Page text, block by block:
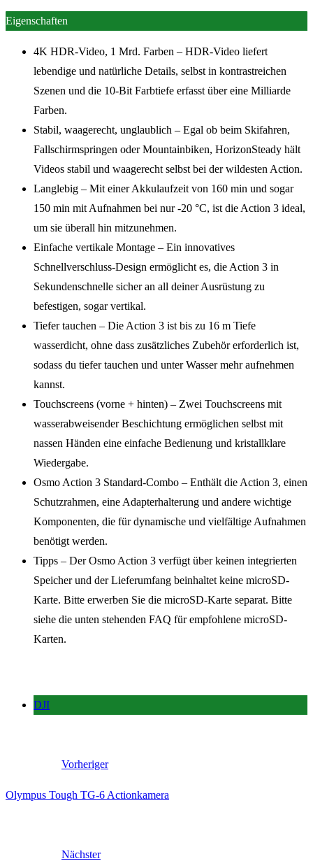
Eigenschaften
4K HDR-Video, 1 Mrd. Farben – HDR-Video liefert
lebendige und natürliche Details, selbst in kontrastreichen
Szenen und die 10-Bit Farbtiefe erfasst über eine Milliarde
Farben.
Stabil, waagerecht, unglaublich – Egal ob beim Skifahren,
Fallschirmspringen oder Mountainbiken, HorizonSteady hält
Videos stabil und waagerecht selbst bei der wildesten Action.
Langlebig – Mit einer Akkulaufzeit von 160 min und sogar
150 min mit Aufnahmen bei nur -20 °C, ist die Action 3 ideal,
um sie überall hin mitzunehmen.
Einfache vertikale Montage – Ein innovatives
Schnellverschluss-Design ermöglicht es, die Action 3 in
Sekundenschnelle sicher an all deiner Ausrüstung zu
befestigen, sogar vertikal.
Tiefer tauchen – Die Action 3 ist bis zu 16 m Tiefe
wasserdicht, ohne dass zusätzliches Zubehör erforderlich ist,
sodass du tiefer tauchen und unter Wasser mehr aufnehmen
kannst.
Touchscreens (vorne + hinten) – Zwei Touchscreens mit
wasserabweisender Beschichtung ermöglichen selbst mit
nassen Händen eine einfache Bedienung und kristallklare
Wiedergabe.
Osmo Action 3 Standard-Combo – Enthält die Action 3, einen
Schutzrahmen, eine Adapterhalterung und andere wichtige
Komponenten, die für dynamische und vielfältige Aufnahmen
benötigt werden.
Tipps – Der Osmo Action 3 verfügt über keinen integrierten
Speicher und der Lieferumfang beinhaltet keine microSD-
Karte. Bitte erwerben Sie die microSD-Karte separat. Bitte
siehe die unten stehenden FAQ für empfohlene microSD-
Karten.
DJI
Vorheriger
Olympus Tough TG-6 Actionkamera
Nächster